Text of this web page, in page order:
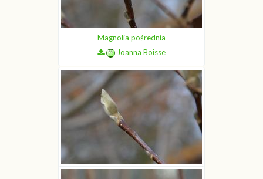
Magnolia pośrednia
Joanna Boisse
Magnolia pośrednia